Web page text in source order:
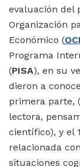
evaluación del
Organización
Económico (
Programa
(PISA), en su
dieron a
primera parte,
lectora,
científico), y el
relacionada
situaciones